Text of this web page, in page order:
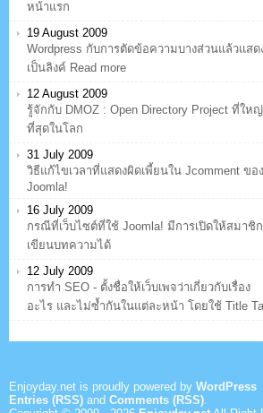
หน้าแรก
19 August 2009
Wordpress กับการตัดข้อความบางส่วนแล้วแสด
เป็นลิงค์ Read more
12 August 2009
รู้จักกับ DMOZ : Open Directory Project ที่ใหญ่
ที่สุดในโลก
31 July 2009
วิธีแก้ไขเวลาที่แสดงผิดเพี้ยนใน Jcomment ของ
Joomla!
16 July 2009
กรณีที่เว็บไซต์ที่ใช้ Joomla! มีการเปิดให้สมาชิก
เขียนบทความได้
12 July 2009
การทำ SEO - ตั้งชื่อให้เว็บเพจว่าเกี่ยวกับเรื่อง
อะไร และไม่ซ้ำกันในแต่ละหน้า โดยใช้ Title
Enjoyday.net is proudly powered by WordPress
Entries (RSS) and Comments (RSS).